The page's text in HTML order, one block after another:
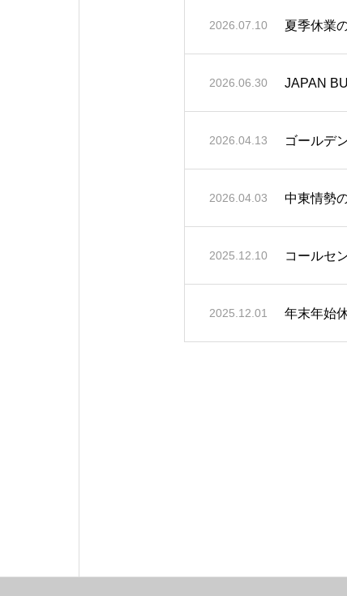
2026.07.10 夏季休業
2026.06.30 JAPAN
2026.04.13 ゴールデ
2026.04.03 中東情勢
2025.12.10 コールセ
2025.12.01 年末年始